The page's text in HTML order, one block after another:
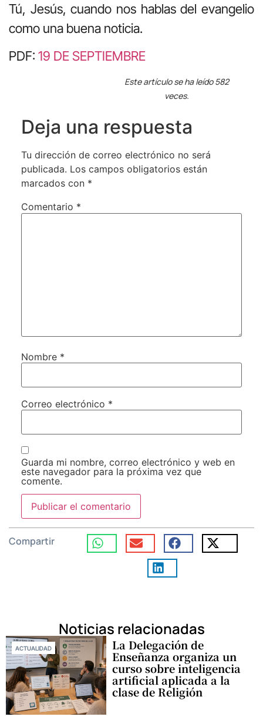
Tú, Jesús, cuando nos hablas del evangelio
como una buena noticia.
PDF: 19 DE SEPTIEMBRE
Este artículo se ha leído 582
veces.
Deja una respuesta
Tu dirección de correo electrónico no será
publicada. Los campos obligatorios están
marcados con *
Comentario *
Nombre *
Correo electrónico *
Guarda mi nombre, correo electrónico y web en
este navegador para la próxima vez que
comente.
Compartir
Noticias relacionadas
ACTUALIDAD La Delegación de
Enseñanza organiza un
curso sobre inteligencia
artificial aplicada a la
clase de Religión